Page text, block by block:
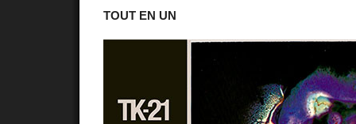
TOUT EN UN